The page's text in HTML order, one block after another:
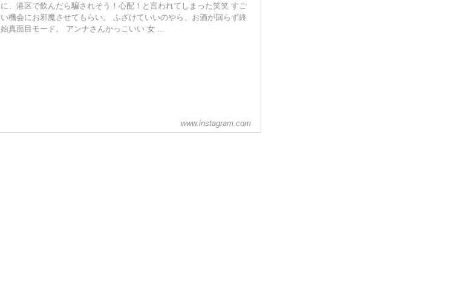
に、港区で飲んだら騙されそう！心配！と言われてしまった笑笑 すご
い機会にお邪魔させてもらい。 ふざけていいのやら、お酒が回らず終
始真面目モード。 アンナさんかっこいい 女 ...
www.instagram.com